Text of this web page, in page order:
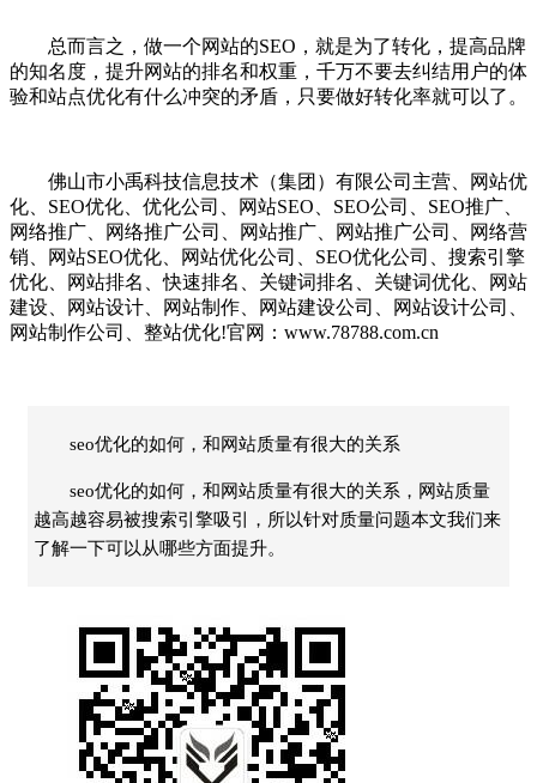
总而言之，做一个网站的SEO，就是为了转化，提高品牌
的知名度，提升网站的排名和权重，千万不要去纠结用户的体
验和站点优化有什么冲突的矛盾，只要做好转化率就可以了。
佛山市小禹科技信息技术（集团）有限公司主营、网站优
化、SEO优化、优化公司、网站SEO、SEO公司、SEO推广、
网络推广、网络推广公司、网站推广、网站推广公司、网络营
销、网站SEO优化、网站优化公司、SEO优化公司、搜索引擎
优化、网站排名、快速排名、关键词排名、关键词优化、网站
建设、网站设计、网站制作、网站建设公司、网站设计公司、
网站制作公司、整站优化!官网：www.78788.com.cn
seo优化的如何，和网站质量有很大的关系
seo优化的如何，和网站质量有很大的关系，网站质量
越高越容易被搜索引擎吸引，所以针对质量问题本文我们来
了解一下可以从哪些方面提升。